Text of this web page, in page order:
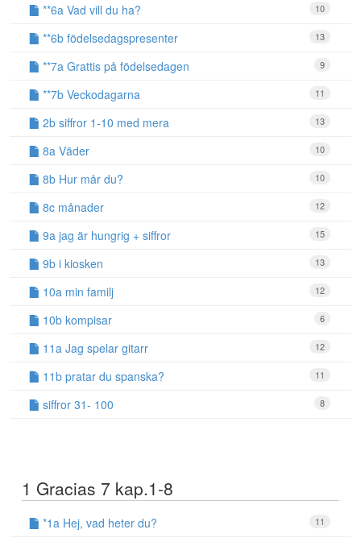
10
**6a Vad vill du ha?
13
**6b födelsedagspresenter
9
**7a Grattis på födelsedagen
11
**7b Veckodagarna
13
2b siffror 1-10 med mera
10
8a Väder
10
8b Hur mår du?
12
8c månader
15
9a jag är hungrig + siffror
13
9b i kiosken
12
10a min familj
6
10b kompisar
12
11a Jag spelar gitarr
11
11b pratar du spanska?
8
siffror 31- 100
1 Gracias 7 kap.1-8
11
*1a Hej, vad heter du?